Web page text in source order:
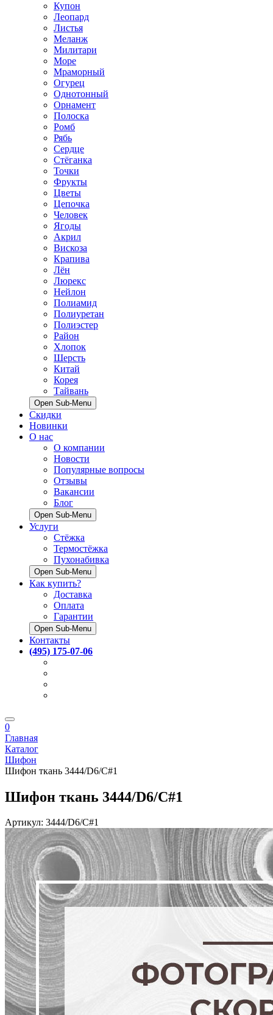
Купон
Леопард
Листья
Меланж
Милитари
Море
Мраморный
Огурец
Однотонный
Орнамент
Полоска
Ромб
Рябь
Сердце
Стёганка
Точки
Фрукты
Цветы
Цепочка
Человек
Ягоды
Акрил
Вискоза
Крапива
Лён
Люрекс
Нейлон
Полиамид
Полиуретан
Полиэстер
Район
Хлопок
Шерсть
Китай
Корея
Тайвань
Open Sub-Menu
Скидки
Новинки
О нас
О компании
Новости
Популярные вопросы
Отзывы
Вакансии
Блог
Open Sub-Menu
Услуги
Стёжка
Термостёжка
Пухонабивка
Open Sub-Menu
Как купить?
Доставка
Оплата
Гарантии
Open Sub-Menu
Контакты
(495) 175-07-06
0
Главная
Каталог
Шифон
Шифон ткань 3444/D6/C#1
Шифон ткань 3444/D6/C#1
Артикул: 3444/D6/C#1